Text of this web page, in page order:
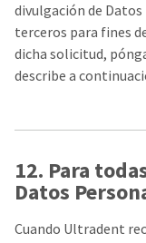
divulgación de
terceros para fines
dicha solicitud,
describe a
12. Para
Datos
Cuando Ultradent